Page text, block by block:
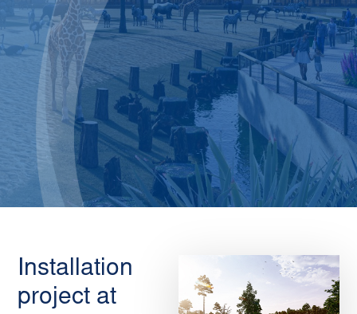
Installation
project at